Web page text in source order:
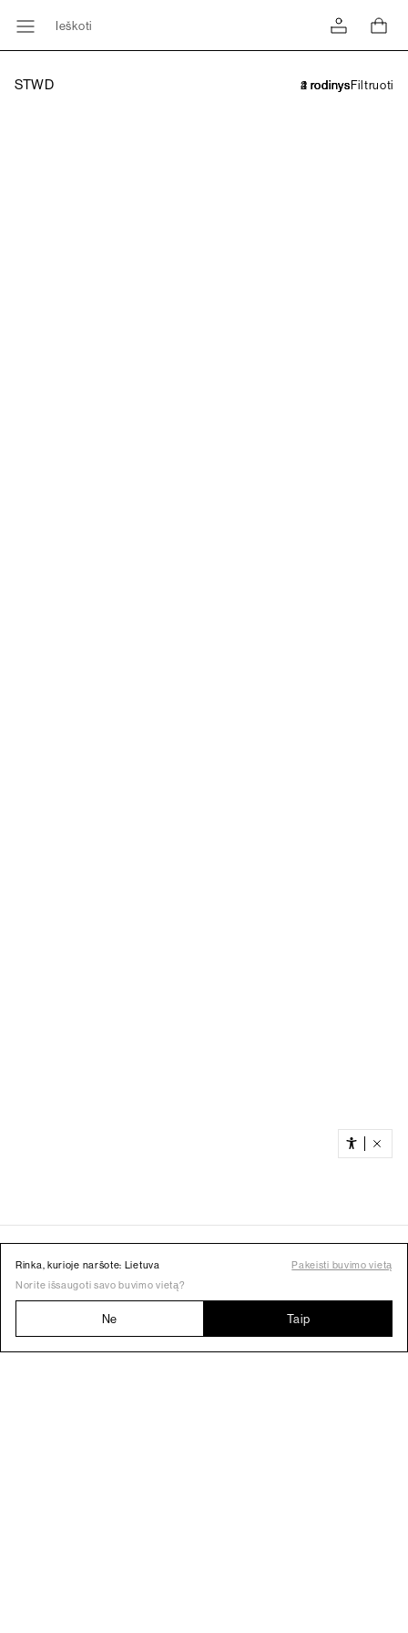
Ieškoti
STWD Filtruoti
Rinka, kurioje naršote: Lietuva
Pakeisti buvimo vietą
Norite išsaugoti savo buvimo vietą?
Ne Taip